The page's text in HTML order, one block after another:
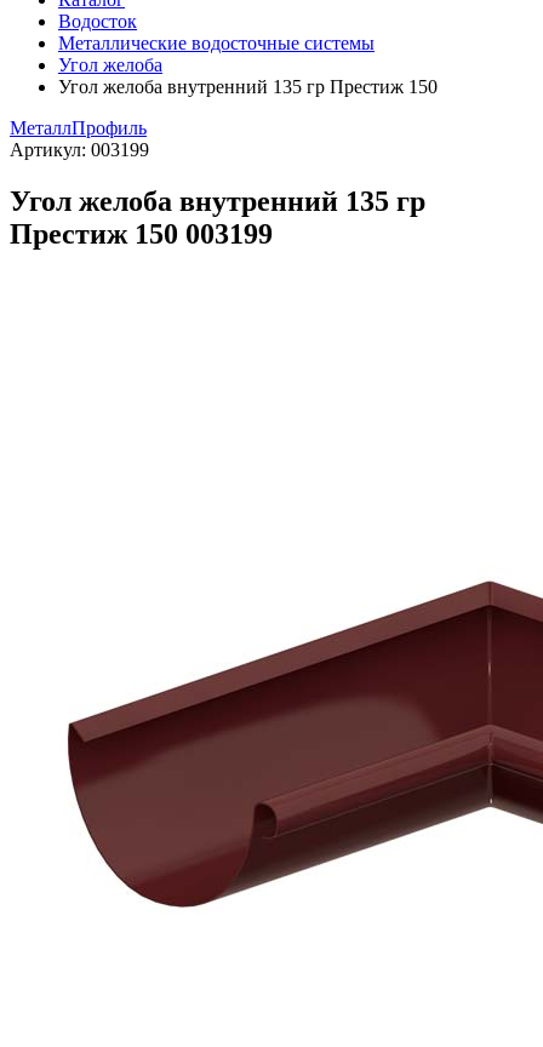
Водосток
Металлические водосточные системы
Угол желоба
Угол желоба внутренний 135 гр Престиж 150
МеталлПрофиль
Артикул: 003199
Угол желоба внутренний 135 гр
Престиж 150 003199